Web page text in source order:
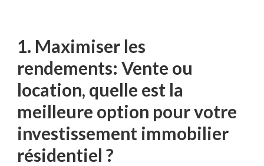
1. Maximiser les
rendements: Vente ou
location, quelle est la
meilleure ⁢option pour‍ votre
investissement immobilier
résidentiel ?